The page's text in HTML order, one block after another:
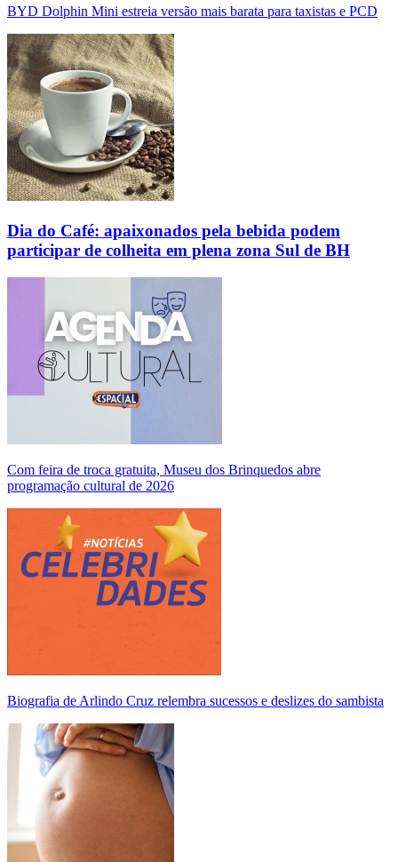
BYD Dolphin Mini estreia versão mais barata para taxistas e PCD
Dia do Café: apaixonados pela bebida podem
participar de colheita em plena zona Sul de BH
Com feira de troca gratuita, Museu dos Brinquedos abre
programação cultural de 2026
Biografia de Arlindo Cruz relembra sucessos e deslizes do sambista